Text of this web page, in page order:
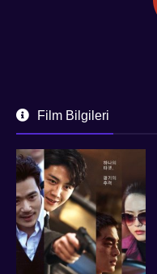
Film Bilgileri